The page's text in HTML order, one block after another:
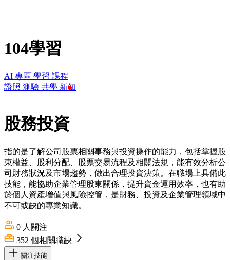
104學習
AI 專區 學習 課程
證照 測驗 共學 新知
股務投資
指的是了解公司股票相關事務與投資操作的能力，包括掌握股
東權益、股利分配、股票交易流程及相關法規，能有效分析公
司財務狀況及市場趨勢，做出合理投資決策。在職場上具備此
技能，能協助企業管理股東關係，提升資金運用效率，也有助
於個人資產增值與風險控管，是財務、投資及企業管理領域中
不可或缺的專業知識。
0 人關注
352 個相關職缺
關注技能